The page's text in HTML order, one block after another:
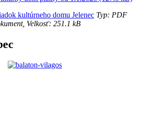
kultúrneho domu JelenecTyp: PDF
Velkosť: 251.1 kB